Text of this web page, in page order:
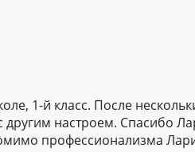
1-й класс. После
настроем. Спасибо
профессионализма